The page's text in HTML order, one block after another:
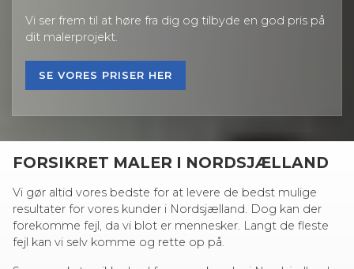
Vi ser frem til at høre fra dig og tilbyde en god pris på
dit malerprojekt.
SE VORES PRISER HER
FORSIKRET MALER I NORDSJÆLLAND
Vi gør altid vores bedste for at levere de bedst mulige
resultater for vores kunder i Nordsjælland. Dog kan der
forekomme fejl, da vi blot er mennesker. Langt de fleste
fejl kan vi selv komme og rette op på.